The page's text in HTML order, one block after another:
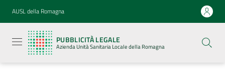
Vai al contenuto
Vai alla navigazione
Vai al footer
AUSL della Romagna
PUBBLICITÀ LEGALE
Azienda Unità Sanitaria Locale della Romagna
legale
Azienda
Unità
Locale della